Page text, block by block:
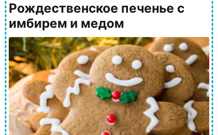
Рождественское печенье с
имбирем и медом